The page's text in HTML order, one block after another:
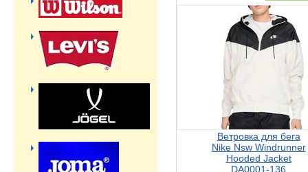
Ветровка для бега
Nike Nsw Windrunner
Hooded Jacket
DA0001-136